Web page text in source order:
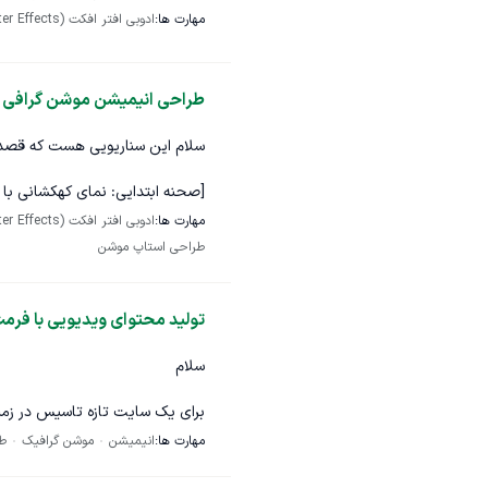
مهارت ها:ادوبی افتر افکت (After Effects)
طراحی انیمیشن موشن گرافی
سلام این سناریویی هست که
[صحنه ابتدایی: نمای کهکشانی
جایی که تخیل شما در یک جهان
مجازی، واقعیت را به تصویر
روی تصویر): «چرا متا‌ریال؟
طریق اجاره ملک، شرکت در
مهارت ها:ادوبی افتر افکت (After Effects)
طراحی استاپ موشن
تولید محتوای ویدیویی با
سلام
برای یک سایت تازه تاسیس در
تولید ویدیوی استاپ موشن یا
مهارت ها:انیمیشن موشن گرافیک